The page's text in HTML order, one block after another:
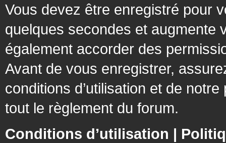
Vous devez être enregistré pour
quelques secondes et augmente
également accorder des
Avant de vous enregistrer,
conditions d’utilisation et de
tout le règlement du forum.
Conditions d’utilisation |